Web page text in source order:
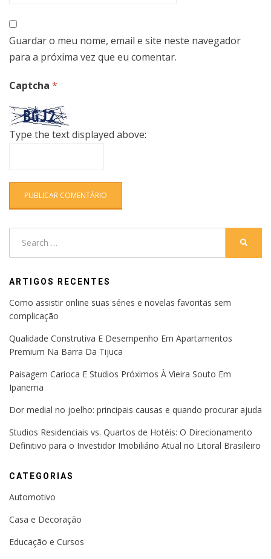
Guardar o meu nome, email e site neste navegador
para a próxima vez que eu comentar.
Captcha *
Type the text displayed above:
ARTIGOS RECENTES
Como assistir online suas séries e novelas favoritas sem
complicação
Qualidade Construtiva E Desempenho Em Apartamentos
Premium Na Barra Da Tijuca
Paisagem Carioca E Studios Próximos À Vieira Souto Em
Ipanema
Dor medial no joelho: principais causas e quando procurar ajuda
Studios Residenciais vs. Quartos de Hotéis: O Direcionamento
Definitivo para o Investidor Imobiliário Atual no Litoral Brasileiro
CATEGORIAS
Automotivo
Casa e Decoração
Educação e Cursos